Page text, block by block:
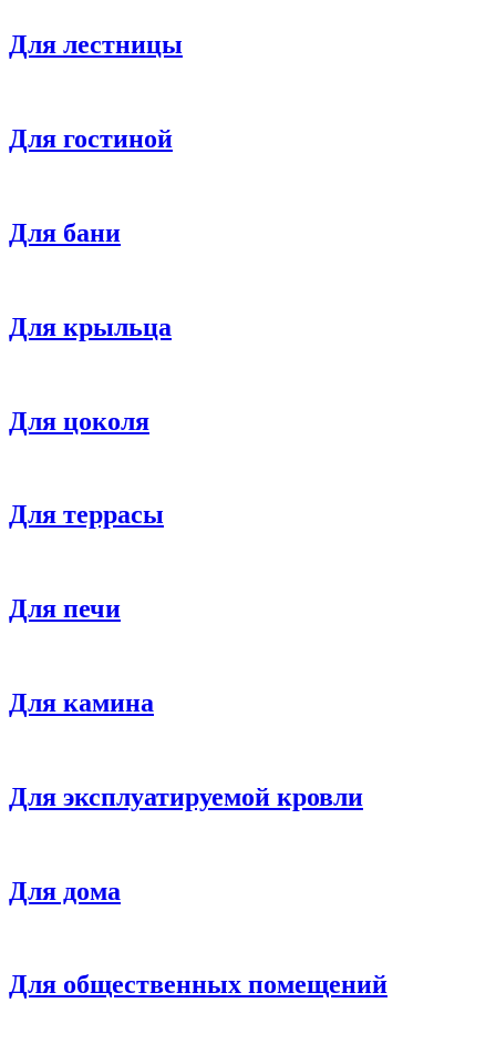
Для лестницы
Для гостиной
Для бани
Для крыльца
Для цоколя
Для террасы
Для печи
Для камина
Для эксплуатируемой кровли
Для дома
Для общественных помещений